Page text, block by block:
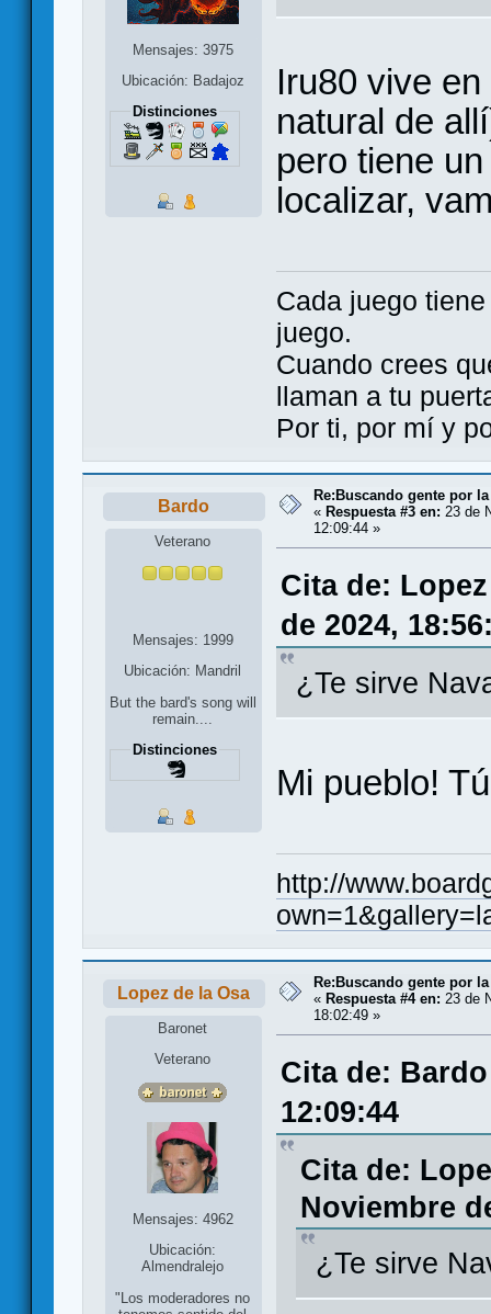
Mensajes: 3975
Ubicación: Badajoz
Distinciones
Iru80 vive
natural de
pero tiene
localizar,
Cada juego
juego.
Cuando crees
llaman a tu
Por ti, por mí y
Bardo
Veterano
Mensajes: 1999
Ubicación: Mandril
But the bard's song will
remain....
Distinciones
Re:Buscando gente por
« Respuesta #3 en: 23 de
12:09:44 »
Cita de:
de 2024,
¿Te sirve
Mi pueblo!
http://
Lopez de la Osa
Baronet
Veterano
Mensajes: 4962
Ubicación:
Almendralejo
"Los moderadores no
Re:Buscando gente por
« Respuesta #4 en: 23 de
18:02:49 »
Cita de:
12:09:44
Cita de:
Noviembre
¿Te sirve